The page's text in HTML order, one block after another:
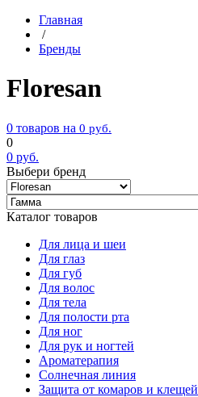
Главная
/
Бренды
Floresan
0 товаров на 0 руб.
0
0 руб.
Выбери бренд
Каталог товаров
Для лица и шеи
Для глаз
Для губ
Для волос
Для тела
Для полости рта
Для ног
Для рук и ногтей
Ароматерапия
Солнечная линия
Защита от комаров и клещей